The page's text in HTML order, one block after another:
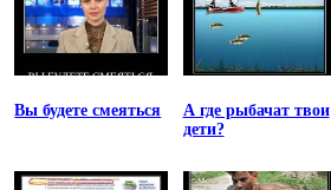
Вы будете смеяться
А где рыбачат твои
дети?